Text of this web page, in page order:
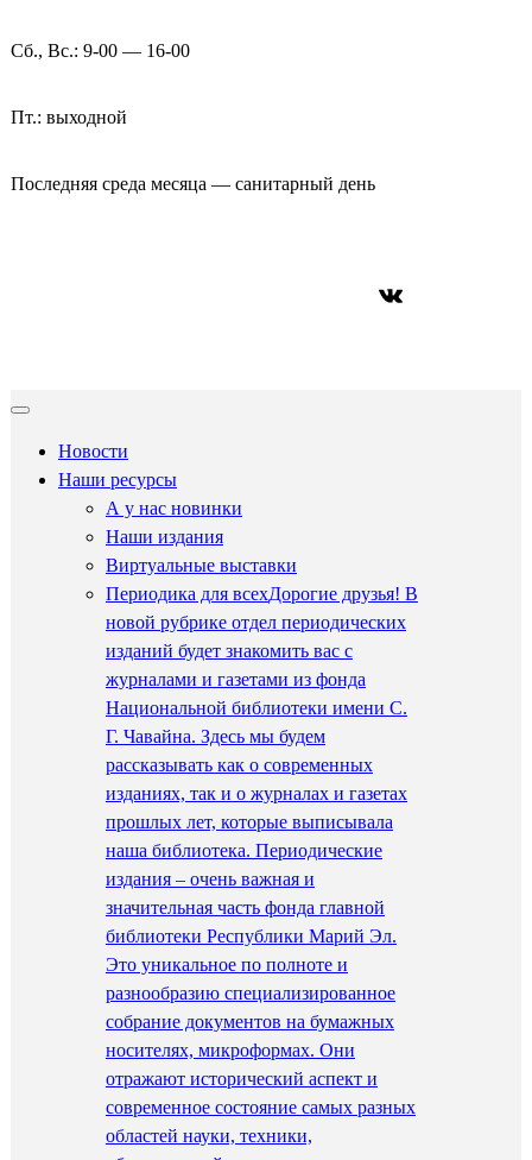
Сб., Вс.: 9-00 — 16-00
Пт.: выходной
Последняя среда месяца — санитарный день
ВКонтакте
Новости
Наши ресурсы
А у нас новинки
Наши издания
Виртуальные выставки
Периодика для всехДорогие друзья! В
новой рубрике отдел периодических
изданий будет знакомить вас с
журналами и газетами из фонда
Национальной библиотеки имени С.
Г. Чавайна. Здесь мы будем
рассказывать как о современных
изданиях, так и о журналах и газетах
прошлых лет, которые выписывала
наша библиотека. Периодические
издания – очень важная и
значительная часть фонда главной
библиотеки Республики Марий Эл.
Это уникальное по полноте и
разнообразию специализированное
собрание документов на бумажных
носителях, микроформах. Они
отражают исторический аспект и
современное состояние самых разных
областей науки, техники,